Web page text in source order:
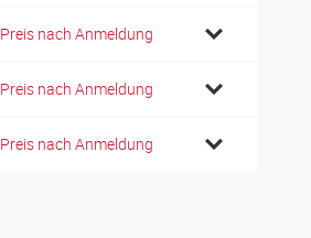
Preis nach Anmeldung
Preis nach Anmeldung
Preis nach Anmeldung